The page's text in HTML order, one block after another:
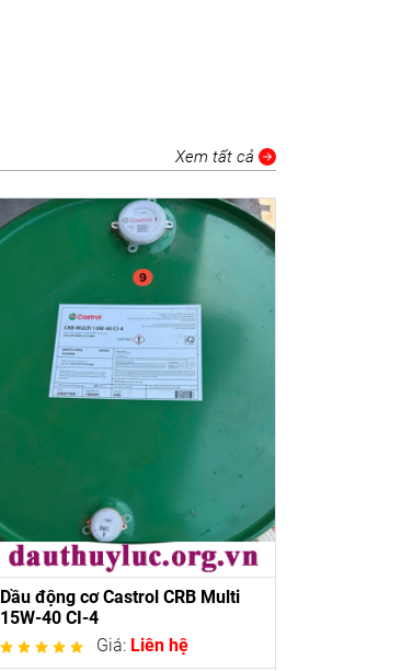
Xem tất cả
Dầu động cơ Castrol CRB Multi
15W-40 CI-4
Giá: Liên hệ